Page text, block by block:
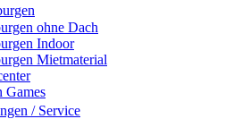
ohne Dach
Indoor
Mietmaterial
Games
/ Service